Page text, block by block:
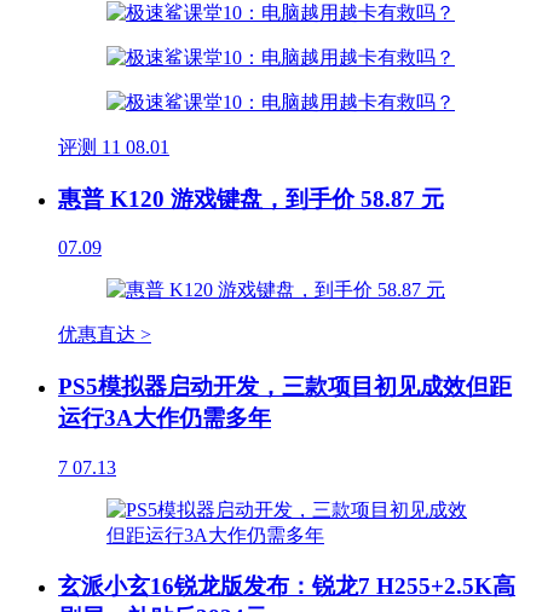
评测 11 08.01
惠普 K120 游戏键盘，到手价 58.87 元
07.09
优惠直达 >
PS5模拟器启动开发，三款项目初见成效但距
运行3A大作仍需多年
7 07.13
玄派小玄16锐龙版发布：锐龙7 H255+2.5K高